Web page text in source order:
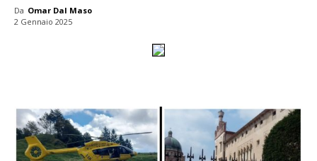
Da Omar Dal Maso
2 Gennaio 2025